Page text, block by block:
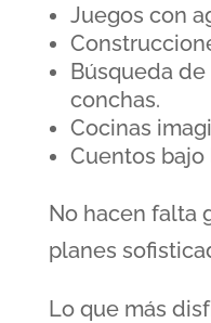
Juegos con
Búsqueda
conchas.
Cocinas
Cuentos bajo
No hacen falta
planes
Lo que más